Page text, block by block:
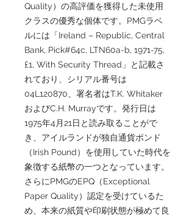
Quality）の高評価を獲得した未使用
クラスの優秀な個体です。PMGラベ
ルには「Ireland – Republic, Central
Bank, Pick#64c, LTN60a-b, 1971-75,
£1, With Security Thread」と記載さ
れており、シリアル番号は
04L120870、署名者はT.K. Whitaker
およびC.H. Murrayです。発行日は
1975年4月21日と読み取ることがで
き、アイルランドが独自通貨ポンド
（Irish Pound）を使用していた時代を
象徴する紙幣の一つとなっています。
さらにPMGのEPQ（Exceptional
Paper Quality）認定を受けているた
め、本来の紙質や印刷状態が極めて良